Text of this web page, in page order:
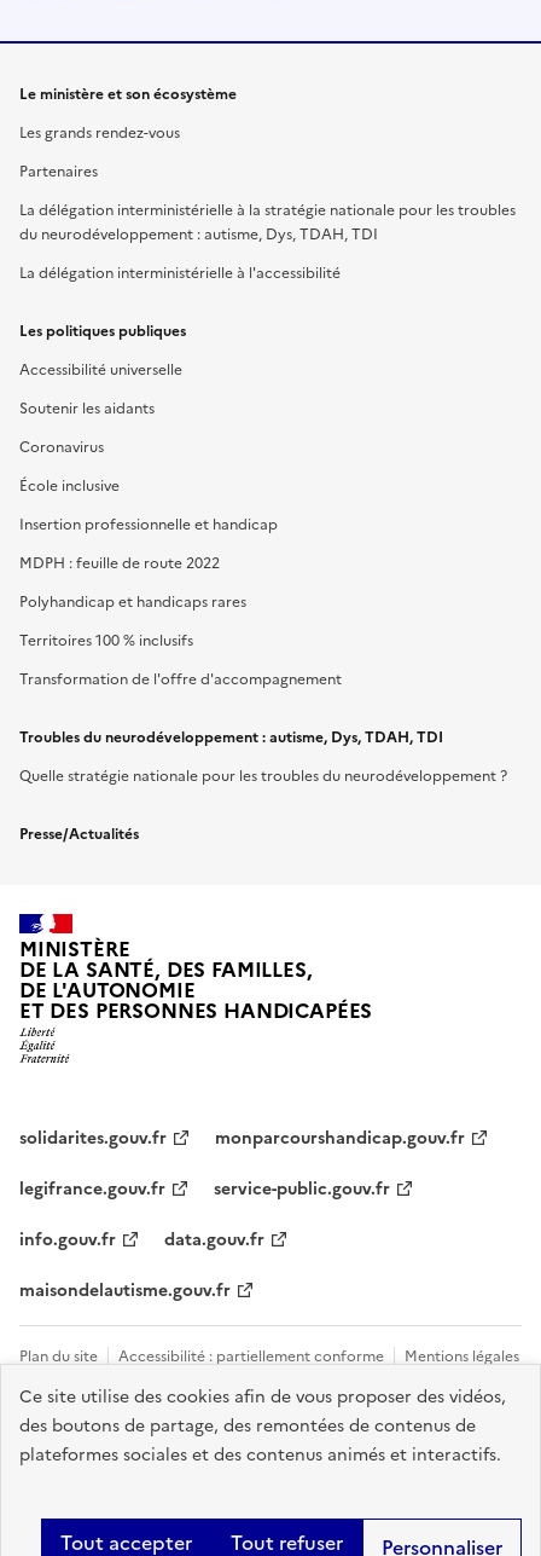
Ce site utilise des cookies afin de vous proposer des vidéos,
des boutons de partage, des remontées de contenus de
plateformes sociales et des contenus animés et interactifs.
Tout accepter Tout refuser Personnaliser
Le ministère et son écosystème
Les grands rendez-vous
Partenaires
La délégation interministérielle à la stratégie nationale pour les troubles
du neurodéveloppement : autisme, Dys, TDAH, TDI
La délégation interministérielle à l'accessibilité
Les politiques publiques
Accessibilité universelle
Soutenir les aidants
Coronavirus
École inclusive
Insertion professionnelle et handicap
MDPH : feuille de route 2022
Polyhandicap et handicaps rares
Territoires 100 % inclusifs
Transformation de l'offre d'accompagnement
Troubles du neurodéveloppement : autisme, Dys, TDAH, TDI
Quelle stratégie nationale pour les troubles du neurodéveloppement ?
Presse/Actualités
MINISTÈRE
DE LA SANTÉ, DES FAMILLES,
DE L'AUTONOMIE
ET DES PERSONNES HANDICAPÉES
solidarites.gouv.fr
monparcourshandicap.gouv.fr
legifrance.gouv.fr
service-public.gouv.fr
info.gouv.fr
data.gouv.fr
maisondelautisme.gouv.fr
Plan du site Accessibilité : partiellement conforme
Mentions légales
Données personnelles et cookies
Nous contacter
Gestion des
cookies